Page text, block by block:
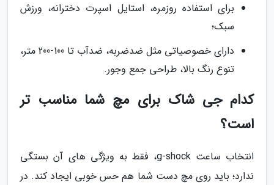
برای استفاده روزمره، استایل اسپرت دخترانه، ورزش
سبک؛
دارای خصوصیاتی مثل ضدضربه، ضدآب تا 100-200 متر،
تنوع رنگ بالا، طراحی جمع وجور.
کدام جی شاک برای مچ شما مناسب تر
است؟
انتخاب ساعت g-shock، فقط به ویژگی های آن بستگی
ندارد؛ باید روی مچ دست شما هم حس خوبی ایجاد کند. در